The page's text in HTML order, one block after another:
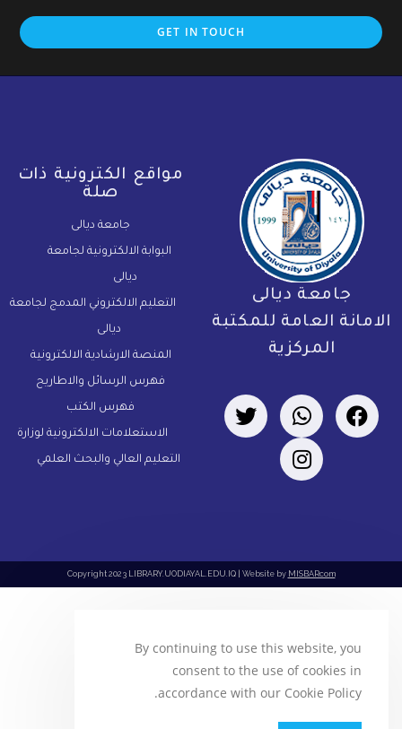
GET IN TOUCH
جامعة ديالى
العامة للمكتبة
المركزية
مواقع الكترونية ذات
صلة
جامعة ديالى
البوابة الالكترونية لجامعة
ديالى
التعليم الالكتروني المدمج لجامعة
ديالى
المنصة الارشادية الالكترونية
فهرس الرسائل والاطاريح
فهرس الكتب
الاستعلامات الالكترونية لوزارة
التعليم العالي والبحث العلمي
Copyright 2023 LIBRARY.UODIAYAL.EDU.IQ | Website byMISBARcom
By continuing to use this website, you
consent to the use of cookies in
accordance with our Cookie Policy.